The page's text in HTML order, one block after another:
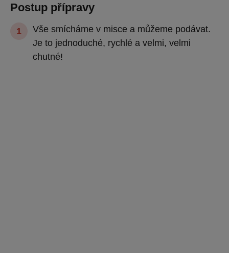
Postup přípravy
Vše smícháme v misce a můžeme podávat.
Je to jednoduché, rychlé a velmi, velmi
chutné!